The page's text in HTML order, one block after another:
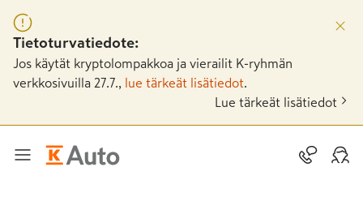
Tietoturvatiedote:
Jos käytät kryptolompakkoa ja vierailit K-ryhmän
verkkosivuilla 27.7.,
lue tärkeät lisätiedot
Lue tärkeät lisätiedot